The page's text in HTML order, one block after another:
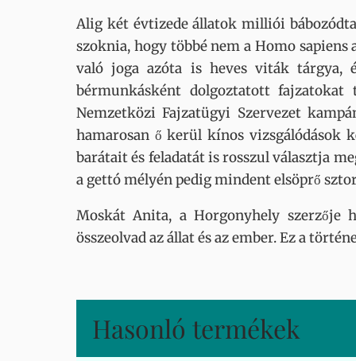
Alig két évtizede állatok milliói
szoknia, hogy többé nem a Homo
való joga azóta is heves viták tárgya,
bérmunkásként dolgoztatott
Nemzetközi Fajzatügyi Szervezet
hamarosan ő kerül kínos vizsgálódások
barátait és feladatát is rosszul választja
a gettó mélyén pedig mindent elsöprő
Moskát Anita, a Horgonyhely szerzője
összeolvad az állat és az ember. Ez a
Hasonló termékek